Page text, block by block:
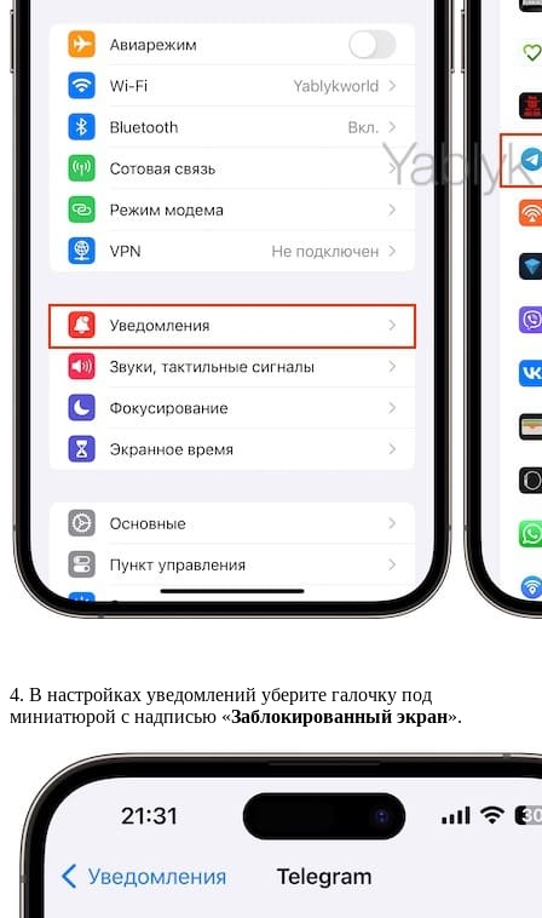
4. В настройках уведомлений уберите галочку под
миниатюрой с надписью «Заблокированный экран».